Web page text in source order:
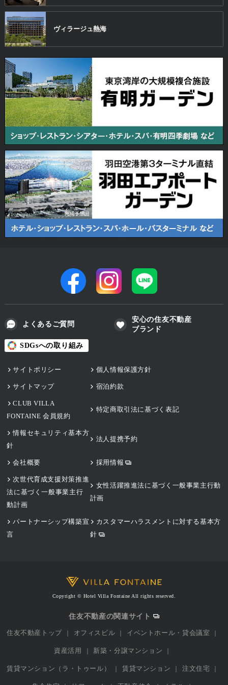
ヴィラージュ 熱海
よくあるご質問
安心の住友不動産
ブランド
SDGsへの取り組み
サイトポリシー 個人情報保護方針
サイトマップ 宿泊約款
CLUB VILLA
FONTAINE 会員規約
特定商取引法に基づく表記
情報セキュリティ基本方
針
法人提携予約
会社概要 採用情報
次世代育成支援対策推進
法に基づく一般事業主行
動計画
女性活躍推進法に基づく一般事業主行動
計画
パートナーシップ構築宣
言
カスタマーハラスメントに対する基本方
針
Copyright © Hotel Villa Fontaine All rights reserved.
住友不動産の関連サイト
住友不動産トップ オフィスビル イベントホール・貸会議室
資産活用 新築・分譲マンション
賃貸マンション（ラ・トゥール） 賃貸マンション 注文住宅